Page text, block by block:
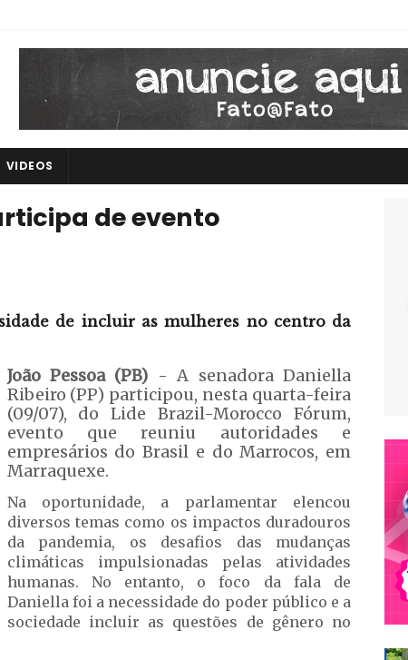
VIDEOS
de evento
de incluir as mulheres no centro da
João Pessoa (PB) - A senadora Daniella
Ribeiro (PP) participou, nesta quarta-feira
(09/07), do Lide Brazil-Morocco Fórum,
evento que reuniu autoridades e
empresários do Brasil e do Marrocos, em
Marraquexe.
Na oportunidade, a parlamentar elencou
diversos temas como os impactos duradouros
da pandemia, os desafios das mudanças
climáticas impulsionadas pelas atividades
humanas. No entanto, o foco da fala de
Daniella foi a necessidade do poder público e a
sociedade incluir as questões de gênero no